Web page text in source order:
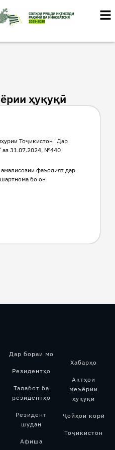
ҳуқуқӣ
Тоҷикистон "Дар
аз 31.07.2024, №440
фаъолият дар
бо он
Дар бораи мо
Резидентҳо
Талабот ба
резидентҳо
Резидент
шудан
Афиша
Хабарҳо
Актҳои
меъёрии
ҳуқуқӣ
Ҷойҳои корӣ
Тоҷикистон